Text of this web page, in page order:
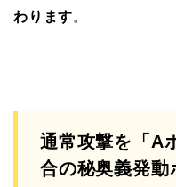
わります。
通常攻撃を「A
合の秘奥義発動